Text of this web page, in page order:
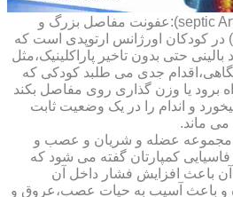
آرتریت سپتیک (septic Arthritis):عفونت مفاصل بزرگ و
عمقی مثل هیپ (Hip) در کودکان اورژانس ارتوپدی است که
حتی بدون تاخیر پاراکلینیک،مثل
جدی می طلبد کودکی که
برود یا وزن گذاری روی مفاصل بکند
و اندام را در یک وضعیت ثابت
ماند.
مجموعه عضله و شریان و عصب و
کمپارتان گفته می شود که
آن باعث افزایش فشار داخل آن
و باعث آسیب به حیات عصب،عروق و